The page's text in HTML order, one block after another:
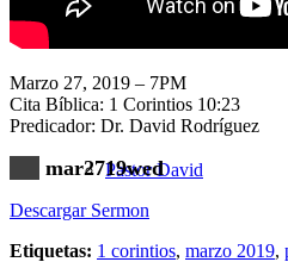
Pastor David
Marzo 27, 2019 – 7PM
Cita Bíblica: 1 Corintios 10:23
Predicador: Dr. David Rodríguez
mar2719wed
Descargar Sermon
Etiquetas: 1 corintios, marzo 2019,